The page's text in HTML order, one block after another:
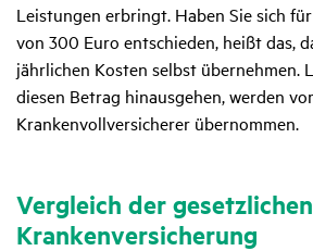
Leistungen erbringt. Haben Sie sich
von 300 Euro entschieden, heißt das,
jährlichen Kosten selbst übernehmen.
diesen Betrag hinausgehen, werden
Krankenvollversicherer übernommen.
Vergleich der
Krankenversicherung